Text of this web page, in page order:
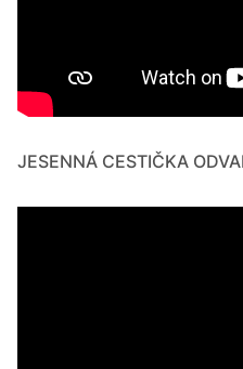
JESENNÁ CESTIČKA